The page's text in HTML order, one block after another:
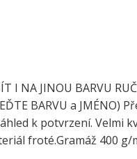
I NA JINOU BARVU
BARVU a JMÉNO)
k potvrzení. Velmi
froté.Gramáž 400 g/